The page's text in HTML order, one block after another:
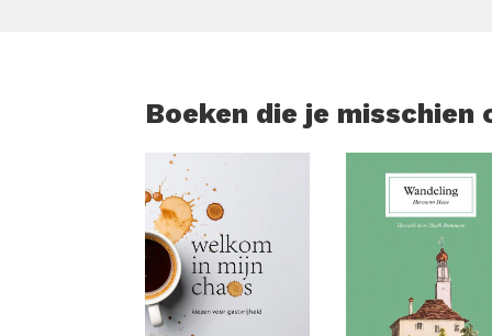
Boeken die je misschien